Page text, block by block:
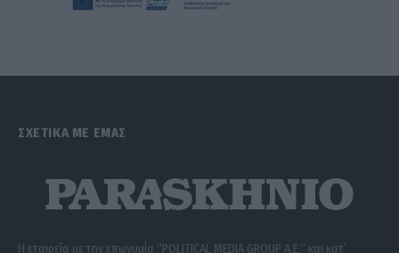
ΣΧΕΤΙΚΑ ΜΕ ΕΜΑΣ
Η εταιρεία με την επωνυμία “POLITICAL MEDIA GROUP A.E.” και κατ’